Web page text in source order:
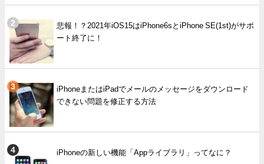
悲報！？2021年iOS15はiPhone6sとiPhone SE(1st)がサポ
ート終了に！
iPhoneまたはiPadでメールのメッセージをダウンロード
できない問題を修正する方法
iPhoneの新しい機能「Appライブラリ」ってなに？